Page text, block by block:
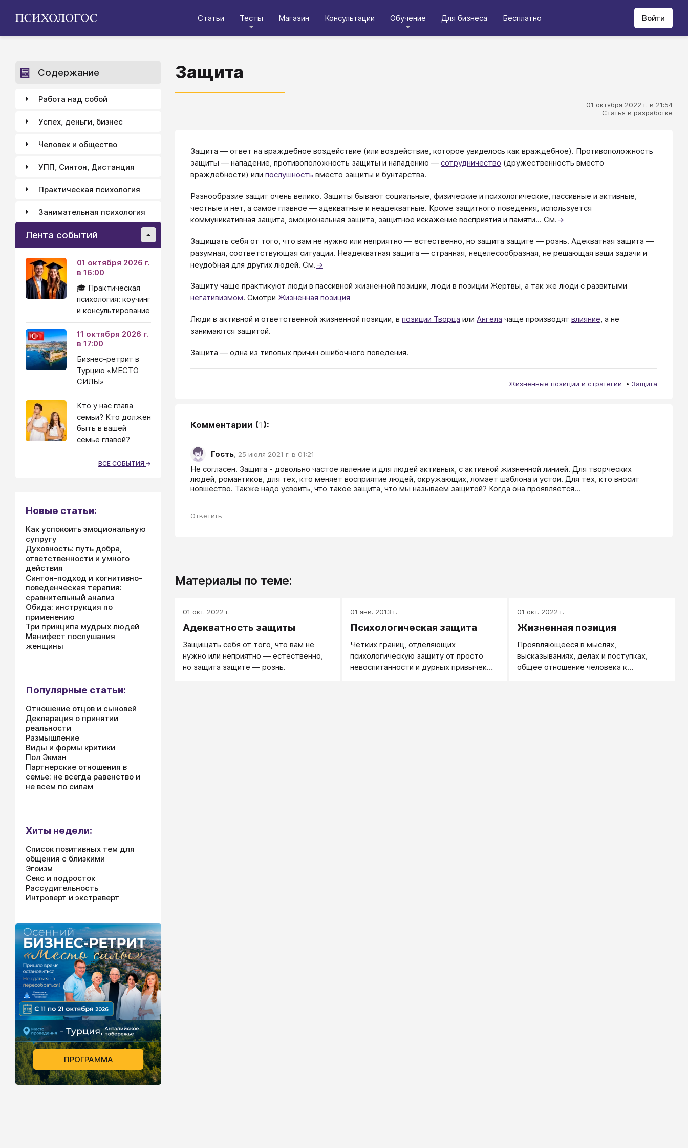
Статьи Тесты Магазин Консультации Обучение Для бизнеса Бесплатно Войти
Защита
01 октября 2022 г. в 21:54
Статья в разработке
Защита — ответ на враждебное воздействие (или воздействие, которое увиделось как враждебное). Противоположность
защиты — нападение, противоположность защиты и нападению — сотрудничество (дружественность вместо
враждебности) или послушность вместо защиты и бунтарства.
Разнообразие защит очень велико. Защиты бывают социальные, физические и психологические, пассивные и активные,
честные и нет, а самое главное — адекватные и неадекватные. Кроме защитного поведения, используется
коммуникативная защита, эмоциональная защита, защитное искажение восприятия и памяти... См.→
Защищать себя от того, что вам не нужно или неприятно — естественно, но защита защите — рознь. Адекватная защита —
разумная, соответствующая ситуации. Неадекватная защита — странная, нецелесообразная, не решающая ваши задачи и
неудобная для других людей. См.→
Защиту чаще практикуют люди в пассивной жизненной позиции, люди в позиции Жертвы, а так же люди с развитыми
негативизмом. Смотри Жизненная позиция
Люди в активной и ответственной жизненной позиции, в позиции Творца или Ангела чаще производят влияние, а не
занимаются защитой.
Защита — одна из типовых причин ошибочного поведения.
Жизненные позиции и стратегии Защита
Комментарии (1):
Гость, 25 июля 2021 г. в 01:21
Не согласен. Защита - довольно частое явление и для людей активных, с активной жизненной линией. Для творческих
людей, романтиков, для тех, кто меняет восприятие людей, окружающих, ломает шаблона и устои. Для тех, кто вносит
новшество. Также надо усвоить, что такое защита, что мы называем защитой? Когда она проявляется...
Ответить
Материалы по теме:
01 окт. 2022 г.
Адекватность защиты
Защищать себя от того, что вам не
нужно или неприятно — естественно,
но защита защите — рознь.
01 янв. 2013 г.
Психологическая защита
Четких границ, отделяющих
психологическую защиту от просто
невоспитанности и дурных привычек
01 окт. 2022 г.
Жизненная позиция
Проявляющееся в мыслях,
высказываниях, делах и поступках,
общее отношение человека к
Содержание
Работа над собой
Успех, деньги, бизнес
Человек и общество
УПП, Синтон, Дистанция
Практическая психология
Занимательная психология
Лента событий
01 октября 2026 г.
в 16:00
🎓 Практическая
психология: коучинг
и консультирование
11 октября 2026 г.
в 17:00
Бизнес-ретрит в
Турцию «МЕСТО
СИЛЫ»
Кто у нас глава
семьи? Кто должен
быть в вашей
семье главой?
ВСЕ СОБЫТИЯ
Новые статьи:
Как успокоить эмоциональную
супругу
Духовность: путь добра,
ответственности и умного
действия
Синтон-подход и когнитивно-
поведенческая терапия:
сравнительный анализ
Обида: инструкция по
применению
Три принципа мудрых людей
Манифест послушания
женщины
Популярные статьи:
Отношение отцов и сыновей
Декларация о принятии
реальности
Размышление
Виды и формы критики
Пол Экман
Партнерские отношения в
семье: не всегда равенство и
не всем по силам
Хиты недели:
Список позитивных тем для
общения с близкими
Эгоизм
Секс и подросток
Рассудительность
Интроверт и экстраверт
ПРОГРАММА